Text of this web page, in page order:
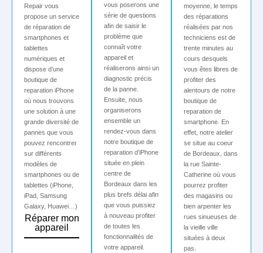
Repair vous
propose un service
de réparation de
smartphones et
tablettes
numériques et
dispose d’une
boutique de
reparation iPhone
où nous trouvons
une solution à une
grande diversité de
pannes que vous
pouvez rencontrer
sur différents
modèles de
smartphones ou de
tablettes (iPhone,
iPad, Samsung
Galaxy, Huawei…)
Réparer mon
appareil
vous poserons une
série de questions
afin de saisir le
problème que
connaît votre
appareil et
réaliserons ainsi un
diagnostic précis
de la panne.
Ensuite, nous
organiserons
ensemble un
rendez-vous dans
notre boutique de
reparation d’iPhone
située en plein
centre de
Bordeaux dans les
plus brefs délai afin
que vous puissiez
à nouveau profiter
de toutes les
fonctionnalités de
votre appareil.
moyenne, le temps
des réparations
réalisées par nos
techniciens est de
trente minutes au
cours desquels
vous êtes libres de
profiter des
alentours de notre
boutique de
reparation de
smartphone. En
effet, notre atelier
se situe au coeur
de Bordeaux, dans
la rue Sainte-
Catherine où vous
pourrez profiter
des magasins ou
bien arpenter les
rues sinueuses de
la vieille ville
situées à deux
pas.